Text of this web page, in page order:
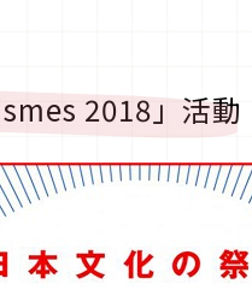
2018」活動